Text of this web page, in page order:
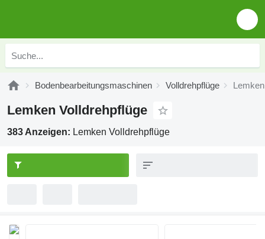
Bodenbearbeitungsmaschinen Volldrehpflüge
Lemken Volldrehpflüge
383 Anzeigen: Lemken Volldrehpflüge